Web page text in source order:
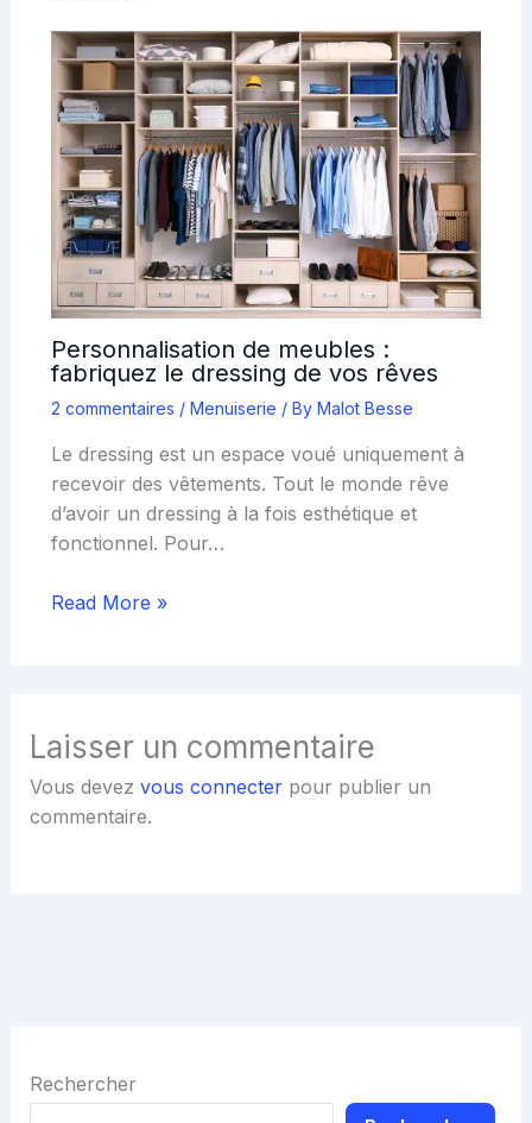
Personnalisation de meubles :
fabriquez le dressing de vos rêves
2 commentaires / Menuiserie / By Malot Besse
Le dressing est un espace voué uniquement à
recevoir des vêtements. Tout le monde rêve
d’avoir un dressing à la fois esthétique et
fonctionnel. Pour…
Read More »
Laisser un commentaire
Vous devez vous connecterpour publier un
commentaire.
Rechercher